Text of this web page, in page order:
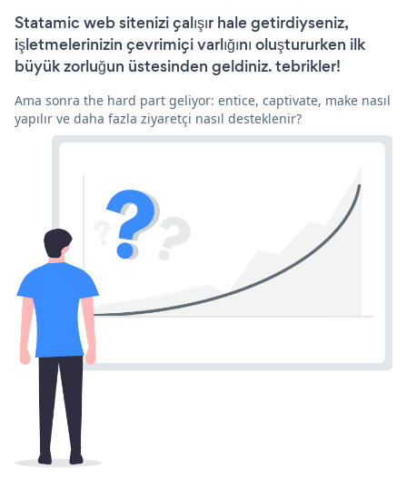
Statamic web sitenizi çalışır hale getirdiyseniz,
işletmelerinizin çevrimiçi varlığını oluştururken ilk
büyük zorluğun üstesinden geldiniz. tebrikler!
Ama sonra the hard part geliyor: entice, captivate, make nasıl
yapılır ve daha fazla ziyaretçi nasıl desteklenir?